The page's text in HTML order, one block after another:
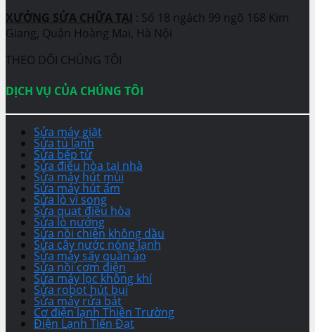
XƯỞNG SỬA CHỮA TẠI : Số 18 ngách 99 ngõ 168 Kim
Giang, Quận Hoàng Mai, Hà Nội
THEO DÕI CHÚNG TÔI
DỊCH VỤ CỦA CHÚNG TÔI
Sửa máy giặt
Sửa tủ lạnh
Sửa bếp từ
Sửa điều hòa tại nhà
Sửa máy hút mùi
Sửa máy hút ẩm
Sửa lò vi song
Sửa quạt điều hòa
Sửa lò nướng
Sửa nồi chiên không dầu
Sửa cây nước nóng lạnh
Sửa máy sấy quần áo
Sửa nồi cơm điện
Sửa máy lọc không khí
Sửa robot hút bụi
Sửa máy rửa bát
Cơ điện lạnh Thiên Trường
Điện Lạnh Tiến Đạt